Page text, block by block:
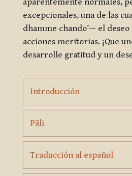
aparentemente normales,
excepcionales, una de las
dhamme chando’— el
acciones meritorias. ¡Que
desarrolle gratitud y un
IntroducciónPage
PāliPage
Traducción al españolPage